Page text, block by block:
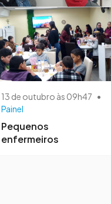
13 de outubro às 09h47 •
Painel
Pequenos
enfermeiros